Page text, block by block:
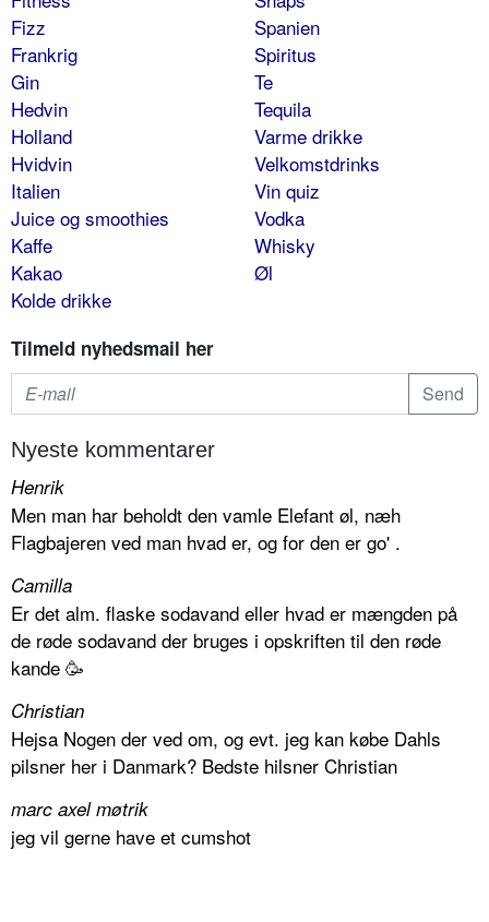
Fizz
Frankrig
Gin
Hedvin
Holland
Hvidvin
Italien
Juice og smoothies
Kaffe
Kakao
Kolde drikke
Spanien
Spiritus
Te
Tequila
Varme drikke
Velkomstdrinks
Vin quiz
Vodka
Whisky
Øl
Tilmeld nyhedsmail her
Nyeste kommentarer
Henrik
Men man har beholdt den vamle Elefant øl, næh
Flagbajeren ved man hvad er, og for den er go' .
Camilla
Er det alm. flaske sodavand eller hvad er mængden på
de røde sodavand der bruges i opskriften til den røde
kande 🥳
Christian
Hejsa Nogen der ved om, og evt. jeg kan købe Dahls
pilsner her i Danmark? Bedste hilsner Christian
marc axel møtrik
jeg vil gerne have et cumshot